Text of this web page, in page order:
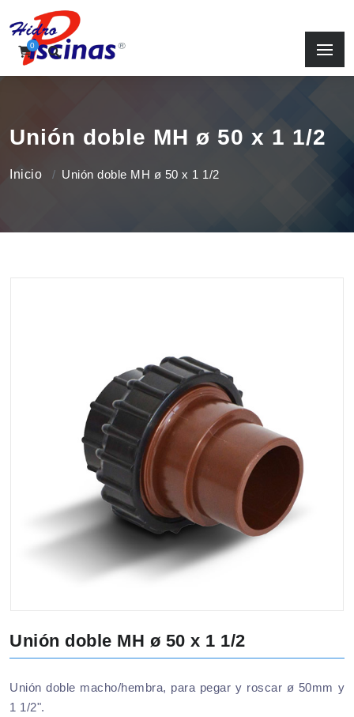
0
Unión doble MH ø 50 x 1 1/2
Inicio Unión doble MH ø 50 x 1 1/2
Unión doble MH ø 50 x 1 1/2
Unión doble macho/hembra, para pegar y roscar ø 50mm y
1 1/2".